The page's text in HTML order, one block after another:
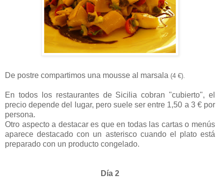
De postre compartimos una mousse al marsala (4 €).
En todos los restaurantes de Sicilia cobran "cubierto", el
precio depende del lugar, pero suele ser entre 1,50 a 3 € por
persona.
Otro aspecto a destacar es que en todas las cartas o menús
aparece destacado con un asterisco cuando el plato está
preparado con un producto congelado.
Día 2